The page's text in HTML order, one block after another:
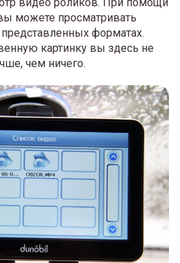
можете просматривать
форматах.
картинку вы здесь не
чем ничего.